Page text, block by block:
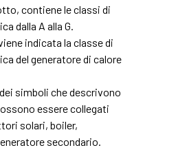
contiene le classi di
dalla A alla G.
indicata la classe di
del generatore di calore
simboli che descrivono
essere collegati
solari, boiler,
secondario.